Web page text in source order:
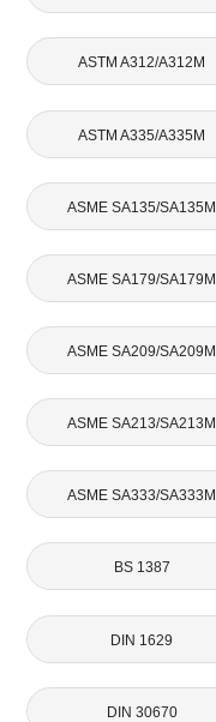
ASTM A312/A312M
ASTM A335/A335M
ASME SA135/SA135M
ASME SA179/SA179M
ASME SA209/SA209M
ASME SA213/SA213M
ASME SA333/SA333M
BS 1387
DIN 1629
DIN 30670